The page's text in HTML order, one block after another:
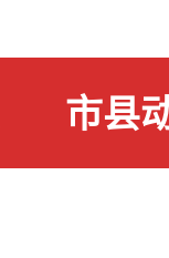
市县